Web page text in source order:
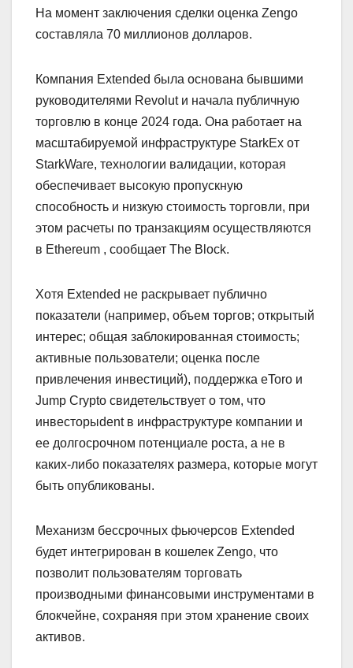
На момент заключения сделки оценка Zengo
составляла 70 миллионов долларов.
Компания Extended была основана бывшими
руководителями Revolut и начала публичную
торговлю в конце 2024 года. Она работает на
масштабируемой инфраструктуре StarkEx от
StarkWare, технологии валидации, которая
обеспечивает высокую пропускную
способность и низкую стоимость торговли, при
этом расчеты по транзакциям осуществляются
в Ethereum , сообщает The Block.
Хотя Extended не раскрывает публично
показатели (например, объем торгов; открытый
интерес; общая заблокированная стоимость;
активные пользователи; оценка после
привлечения инвестиций), поддержка eToro и
Jump Crypto свидетельствует о том, что
инвесторыdent в инфраструктуре компании и
ее долгосрочном потенциале роста, а не в
каких-либо показателях размера, которые могут
быть опубликованы.
Механизм бессрочных фьючерсов Extended
будет интегрирован в кошелек Zengo, что
позволит пользователям торговать
производными финансовыми инструментами в
блокчейне, сохраняя при этом хранение своих
активов.